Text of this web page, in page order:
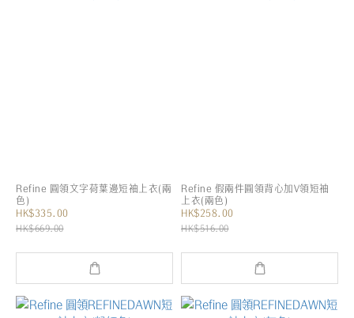
Refine 圓領文字荷葉邊短袖上衣(兩
色)
HK$335.00
HK$669.00
Refine 假兩件圓領背心加V領短袖
上衣(兩色)
HK$258.00
HK$516.00